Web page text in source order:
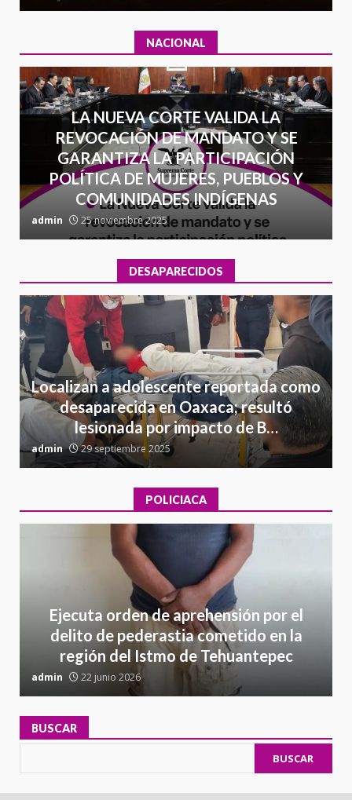
NACIONAL
LA NUEVA CORTE VALIDA LA
REVOCACIÓN DE MANDATO Y SE
GARANTIZA LA PARTICIPACIÓN
POLÍTICA DE MUJERES, PUEBLOS Y
COMUNIDADES INDÍGENAS
admin 25 noviembre 2025
DESAPARECIDOS
Localizan a adolescente reportada como
desaparecida en Oaxaca; resultó
lesionada por impacto de B…
admin 29 septiembre 2025
POLICIACA
Ejecuta orden de aprehensión por el
delito de pederastia cometido en la
región del Istmo de Tehuantepec
admin 22 junio 2026
BUSCAR
BUSCAR